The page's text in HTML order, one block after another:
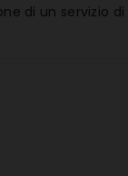
di un servizio